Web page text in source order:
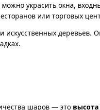
украсить окна,
или торговых
деревьев.
шаров — это